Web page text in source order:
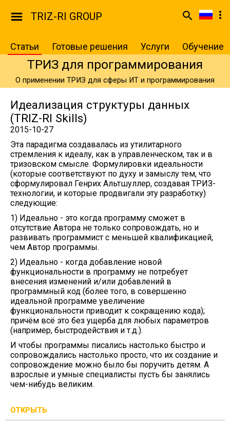
TRIZ-RI GROUP
Статьи Готовые решения Услуги Обучение
ТРИЗ для программирования
О применении ТРИЗ для сферы ИТ и программирования
Идеализация структуры данных
(TRIZ-RI Skills)
2015-10-27
Эта парадигма создавалась из утилитарного
стремления к идеалу, как в управленческом, так и в
тризовском смысле. Формулировки идеальности
(которые соответствуют по духу и замыслу тем, что
сформулировал Генрих Альтшуллер, создавая ТРИЗ-
технологии, и которые продвигали эту разработку)
следующие:
1) Идеально - это когда программу сможет в
отсутствие Автора не только сопровождать, но и
развивать программист с меньшей квалификацией,
чем Автор программы.
2) Идеально - когда добавление новой
функциональности в программу не потребует
внесения изменений и/или добавлений в
программный код (более того, в совершенно
идеальной программе увеличение
функциональности приводит к сокращению кода);
причём всё это без ущерба для любых параметров
(например, быстродействия и т.д.).
И чтобы программы писались настолько быстро и
сопровождались настолько просто, что их создание и
сопровождение можно было бы поручить детям. А
взрослые и умные специалисты пусть бы занялись
чем-нибудь великим.
ОТКРЫТЬ